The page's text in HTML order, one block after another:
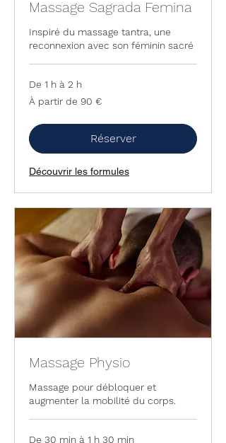
Massage Sagrada Femina
Inspiré du massage tantra, une
reconnexion avec son féminin sacré
De 1 h à 2 h
À
partir
euros
À partir de 90 €
Réserver
Découvrir les formules
Massage Physio
Massage pour débloquer et
augmenter la mobilité du corps.
De 30 min à 1 h 30 min